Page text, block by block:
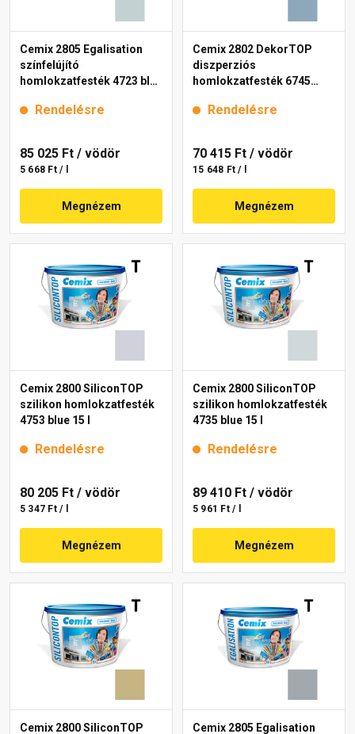
Cemix 2805 Egalisation
színfelújító
homlokzatfesték 4723 blue
Rendelésre
85 025 Ft / vödör
5 668 Ft / l
Megnézem
Cemix 2802 DekorTOP
diszperziós
homlokzatfesték 6745
Rendelésre
70 415 Ft / vödör
15 648 Ft / l
Megnézem
Cemix 2800 SiliconTOP
szilikon homlokzatfesték
4753 blue 15 l
Rendelésre
80 205 Ft / vödör
5 347 Ft / l
Megnézem
Cemix 2800 SiliconTOP
szilikon homlokzatfesték
4735 blue 15 l
Rendelésre
89 410 Ft / vödör
5 961 Ft / l
Megnézem
Cemix 2800 SiliconTOP Cemix 2805 Egalisation